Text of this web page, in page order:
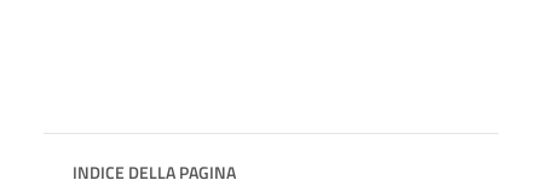
INDICE DELLA PAGINA